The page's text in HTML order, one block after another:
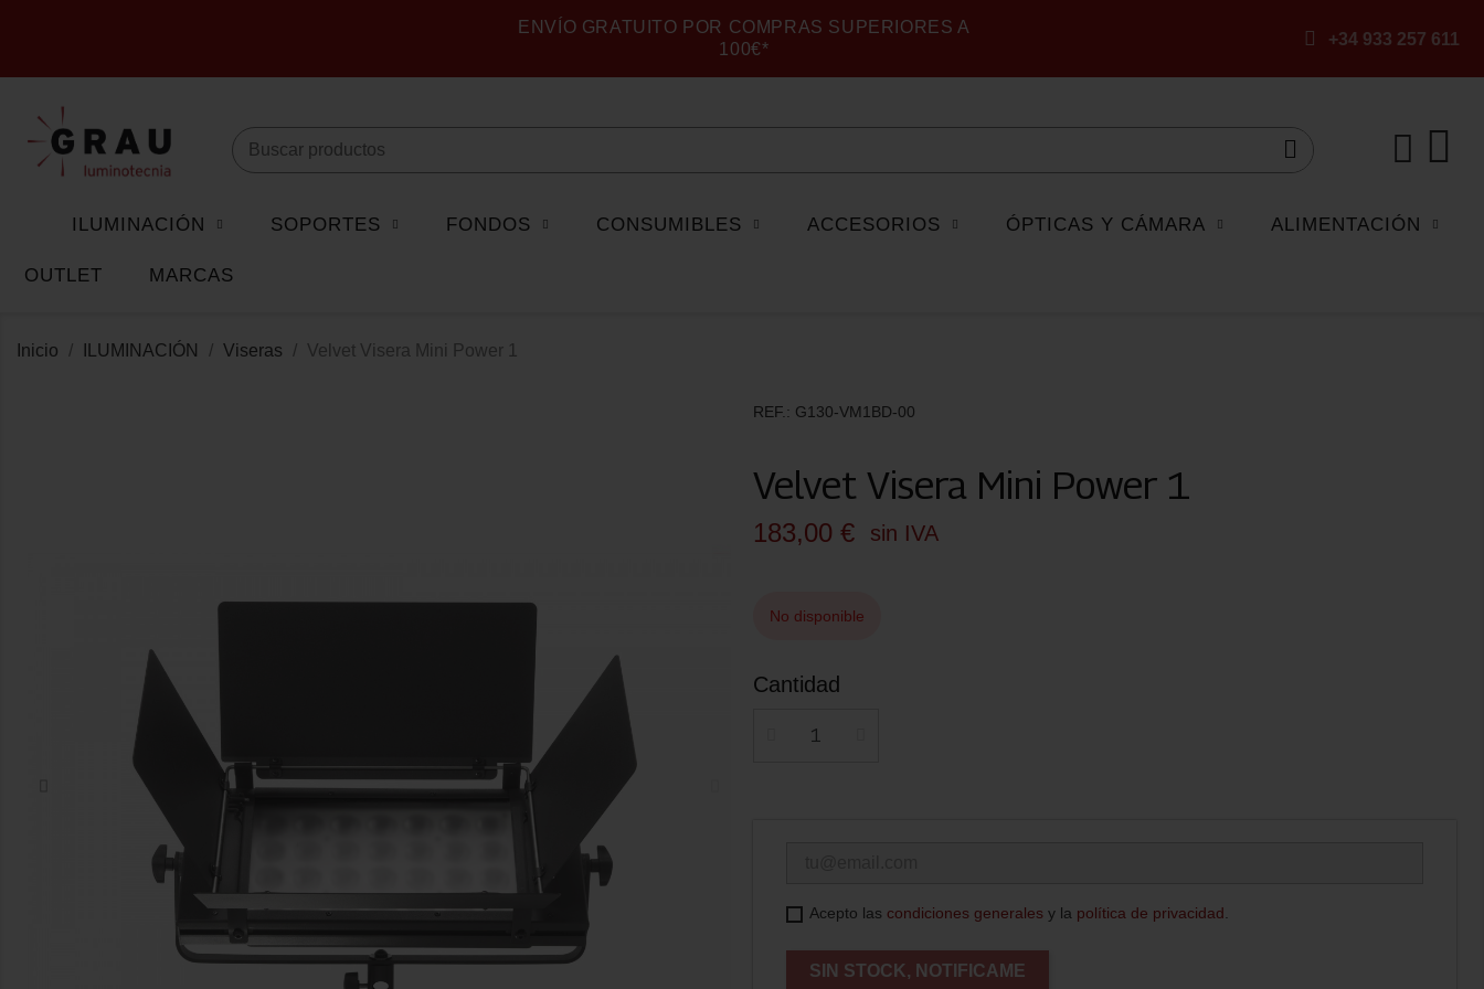
ENVÍO GRATUITO POR COMPRAS SUPERIORES A
100€*
+34 933 257 611
ILUMINACIÓN SOPORTES FONDOS CONSUMIBLES ACCESORIOS ÓPTICAS Y CÁMARA ALIMENTACIÓN
OUTLET MARCAS
Inicio ILUMINACIÓN Viseras Velvet Visera Mini Power 1
REF. G130-VM1BD-00
Velvet Visera Mini Power 1
183,00 € sin IVA
No disponible
Cantidad
Acepto las condiciones generales y la política de privacidad
SIN STOCK, NOTIFICAME